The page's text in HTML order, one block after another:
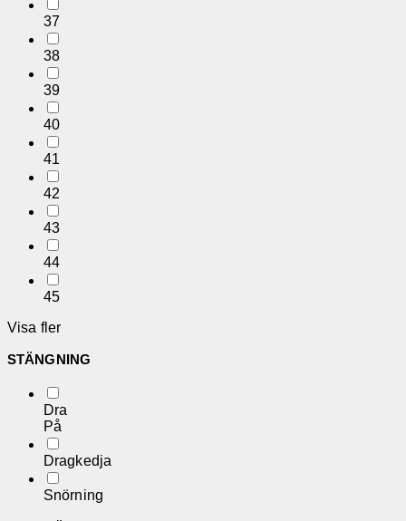
37
38
39
40
41
42
43
44
45
Visa fler
STÄNGNING
Dra
På
Dragkedja
Snörning